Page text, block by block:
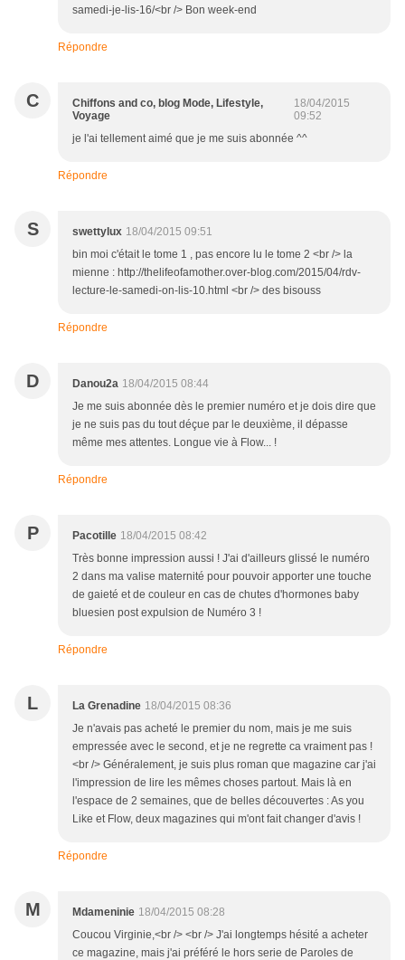
samedi-je-lis-16/<br /> Bon week-end
Répondre
C
Chiffons and co, blog Mode, Lifestyle,
Voyage
18/04/2015
09:52
je l'ai tellement aimé que je me suis abonnée ^^
Répondre
S swettylux 18/04/2015 09:51
bin moi c'était le tome 1 , pas encore lu le tome 2 <br /> la
mienne : http://thelifeofamother.over-blog.com/2015/04/rdv-
lecture-le-samedi-on-lis-10.html <br /> des bisouss
Répondre
D Danou2a 18/04/2015 08:44
Je me suis abonnée dès le premier numéro et je dois dire que
je ne suis pas du tout déçue par le deuxième, il dépasse
même mes attentes. Longue vie à Flow... !
Répondre
P Pacotille 18/04/2015 08:42
Très bonne impression aussi ! J'ai d'ailleurs glissé le numéro
2 dans ma valise maternité pour pouvoir apporter une touche
de gaieté et de couleur en cas de chutes d'hormones baby
bluesien post expulsion de Numéro 3 !
Répondre
L La Grenadine 18/04/2015 08:36
Je n'avais pas acheté le premier du nom, mais je me suis
empressée avec le second, et je ne regrette ca vraiment pas !
<br /> Généralement, je suis plus roman que magazine car j'ai
l'impression de lire les mêmes choses partout. Mais là en
l'espace de 2 semaines, que de belles découvertes : As you
Like et Flow, deux magazines qui m'ont fait changer d'avis !
Répondre
M Mdameninie 18/04/2015 08:28
Coucou Virginie,<br /> <br /> J'ai longtemps hésité a acheter
ce magazine, mais j'ai préféré le hors serie de Paroles de